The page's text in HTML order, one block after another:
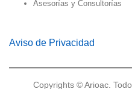
Asesorías y Consultorías
Aviso de Privacidad
Copyrights © Arioac.